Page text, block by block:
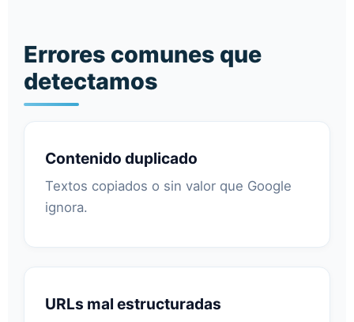
Errores comunes que
detectamos
Contenido duplicado
Textos copiados o sin valor que Google
ignora.
URLs mal estructuradas